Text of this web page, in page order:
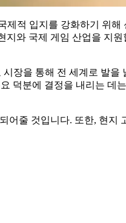
적 입지를 강화하기 위
와 국제 게임 산업을 지
장을 통해 전 세계로 발
덕분에 결정을 내리는 데
어줄 것입니다. 또한, 현지